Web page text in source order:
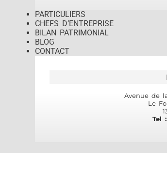
PARTICULIERS
CHEFS D’ENTREPRISE
BILAN PATRIMONIAL
BLOG
CONTACT
Avenue de
Le
Tel